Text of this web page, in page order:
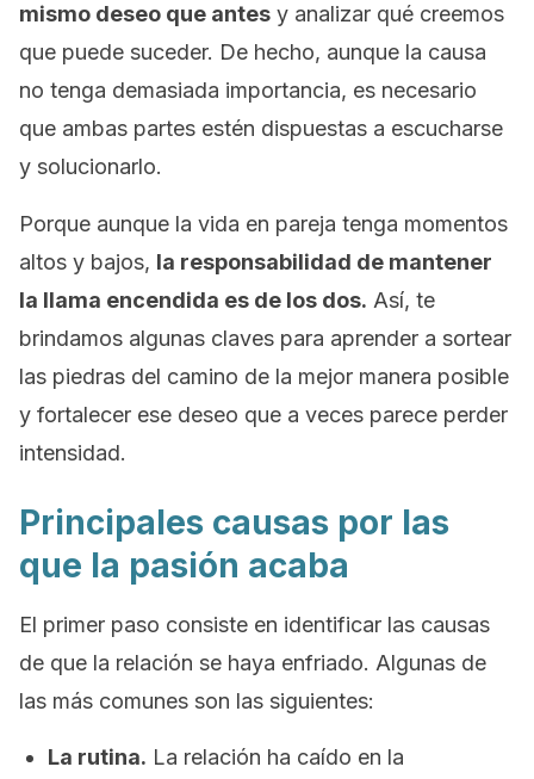
mismo deseo que antes y analizar qué creemos
que puede suceder. De hecho, aunque la causa
no tenga demasiada importancia, es necesario
que ambas partes estén dispuestas a escucharse
y solucionarlo.
Porque aunque la vida en pareja tenga momentos
altos y bajos, la responsabilidad de mantener
la llama encendida es de los dos. Así, te
brindamos algunas claves para aprender a sortear
las piedras del camino de la mejor manera posible
y fortalecer ese deseo que a veces parece perder
intensidad.
Principales causas por las
que la pasión acaba
El primer paso consiste en identificar las causas
de que la relación se haya enfriado. Algunas de
las más comunes son las siguientes:
La rutina. La relación ha caído en la